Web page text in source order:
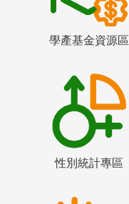
學產基金資源區
性別統計專區